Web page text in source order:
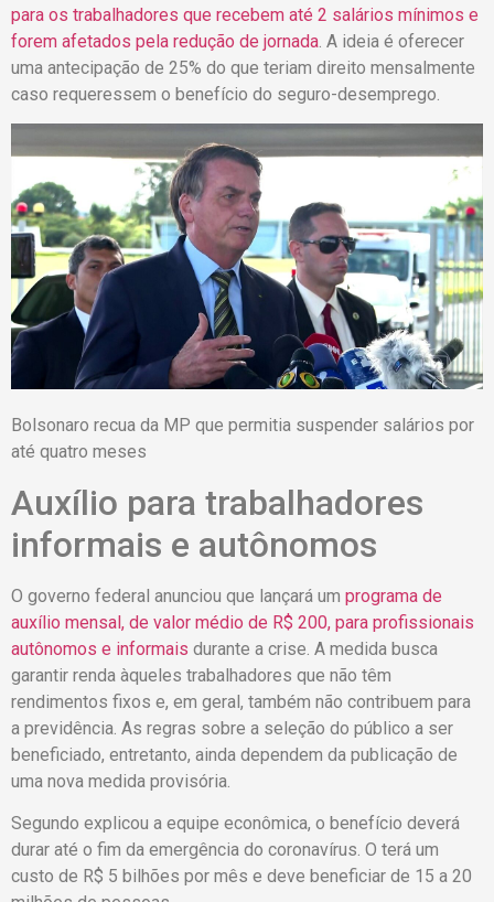
para os trabalhadores que recebem até 2 salários mínimos e
forem afetados pela redução de jornada . A ideia é oferecer
uma antecipação de 25% do que teriam direito mensalmente
caso requeressem o benefício do seguro-desemprego.
Bolsonaro recua da MP que permitia suspender salários por
até quatro meses
Auxílio para trabalhadores
informais e autônomos
O governo federal anunciou que lançará um programa de
auxílio mensal, de valor médio de R$ 200, para profissionais
autônomos e informais durante a crise. A medida busca
garantir renda àqueles trabalhadores que não têm
rendimentos fixos e, em geral, também não contribuem para
a previdência. As regras sobre a seleção do público a ser
beneficiado, entretanto, ainda dependem da publicação de
uma nova medida provisória.
Segundo explicou a equipe econômica, o benefício deverá
durar até o fim da emergência do coronavírus. O terá um
custo de R$ 5 bilhões por mês e deve beneficiar de 15 a 20